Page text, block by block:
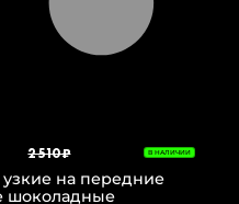
2 510 ₽ В НАЛИЧИИ
на передние
шоколадные